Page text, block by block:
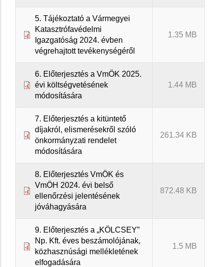
5. Tájékoztató a Vármegyei
Katasztrófavédelmi
Igazgatóság 2024. évben
végrehajtott tevékenységéről
1.35 MB
6. Előterjesztés a VmÖK 2025.
évi költségvetésének
módosítására
1.44 MB
7. Előterjesztés a kitüntető
díjakról, elismerésekről szóló
önkormányzati rendelet
módosítására
261.34 KB
8. Előterjesztés VmÖK és
VmÖH 2024. évi belső
ellenőrzési jelentésének
jóváhagyására
872.48 KB
9. Előterjesztés a „KÖLCSEY”
Np. Kft. éves beszámolójának,
közhasznúsági mellékletének
elfogadására
1.5 MB